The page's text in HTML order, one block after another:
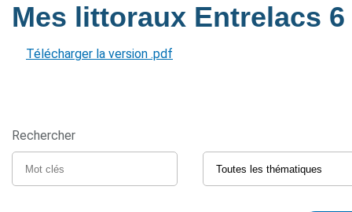
Mes littoraux Entrelacs 6
Télécharger la version .pdf
Rechercher